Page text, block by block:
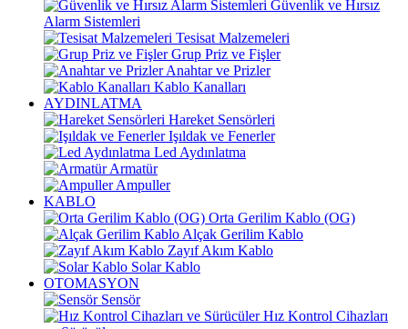
Güvenlik ve Hırsız
Alarm Sistemleri
Tesisat Malzemeleri
Grup Priz ve Fişler
Anahtar ve Prizler
Kablo Kanalları
AYDINLATMA
Hareket Sensörleri
Işıldak ve Fenerler
Led Aydınlatma
Armatür
Ampuller
KABLO
Orta Gerilim Kablo (OG)
Alçak Gerilim Kablo
Zayıf Akım Kablo
Solar Kablo
OTOMASYON
Sensör
Hız Kontrol Cihazları